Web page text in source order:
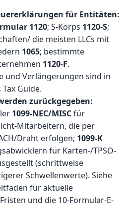
für Entitäten:
1120; S-Korps 1120-S;
die meisten LLCs mit
1065; bestimmte
1120-F.
und Verlängerungen sind in
Tax Guide.
zurückgegeben:
1099-NEC/MISCfür
Mitarbeitern, die per
Draht erfolgen; 1099-K
für Karten-/TPSO-
(schrittweise
Schwellenwerte). Siehe
für aktuelle
und die 10-Formular-E-